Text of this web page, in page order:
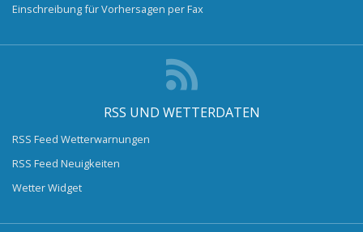
Einschreibung für Vorhersagen per Fax
RSS UND WETTERDATEN
RSS Feed Wetterwarnungen
RSS Feed Neuigkeiten
Wetter Widget